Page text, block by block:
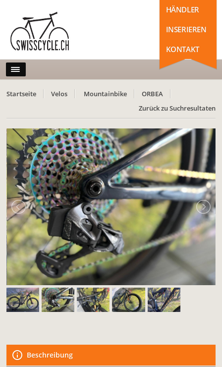
HÄNDLER
INSERIEREN
KONTAKT
Startseite Velos Mountainbike
ORBEA
Zurück zu Suchresultaten
Beschreibung